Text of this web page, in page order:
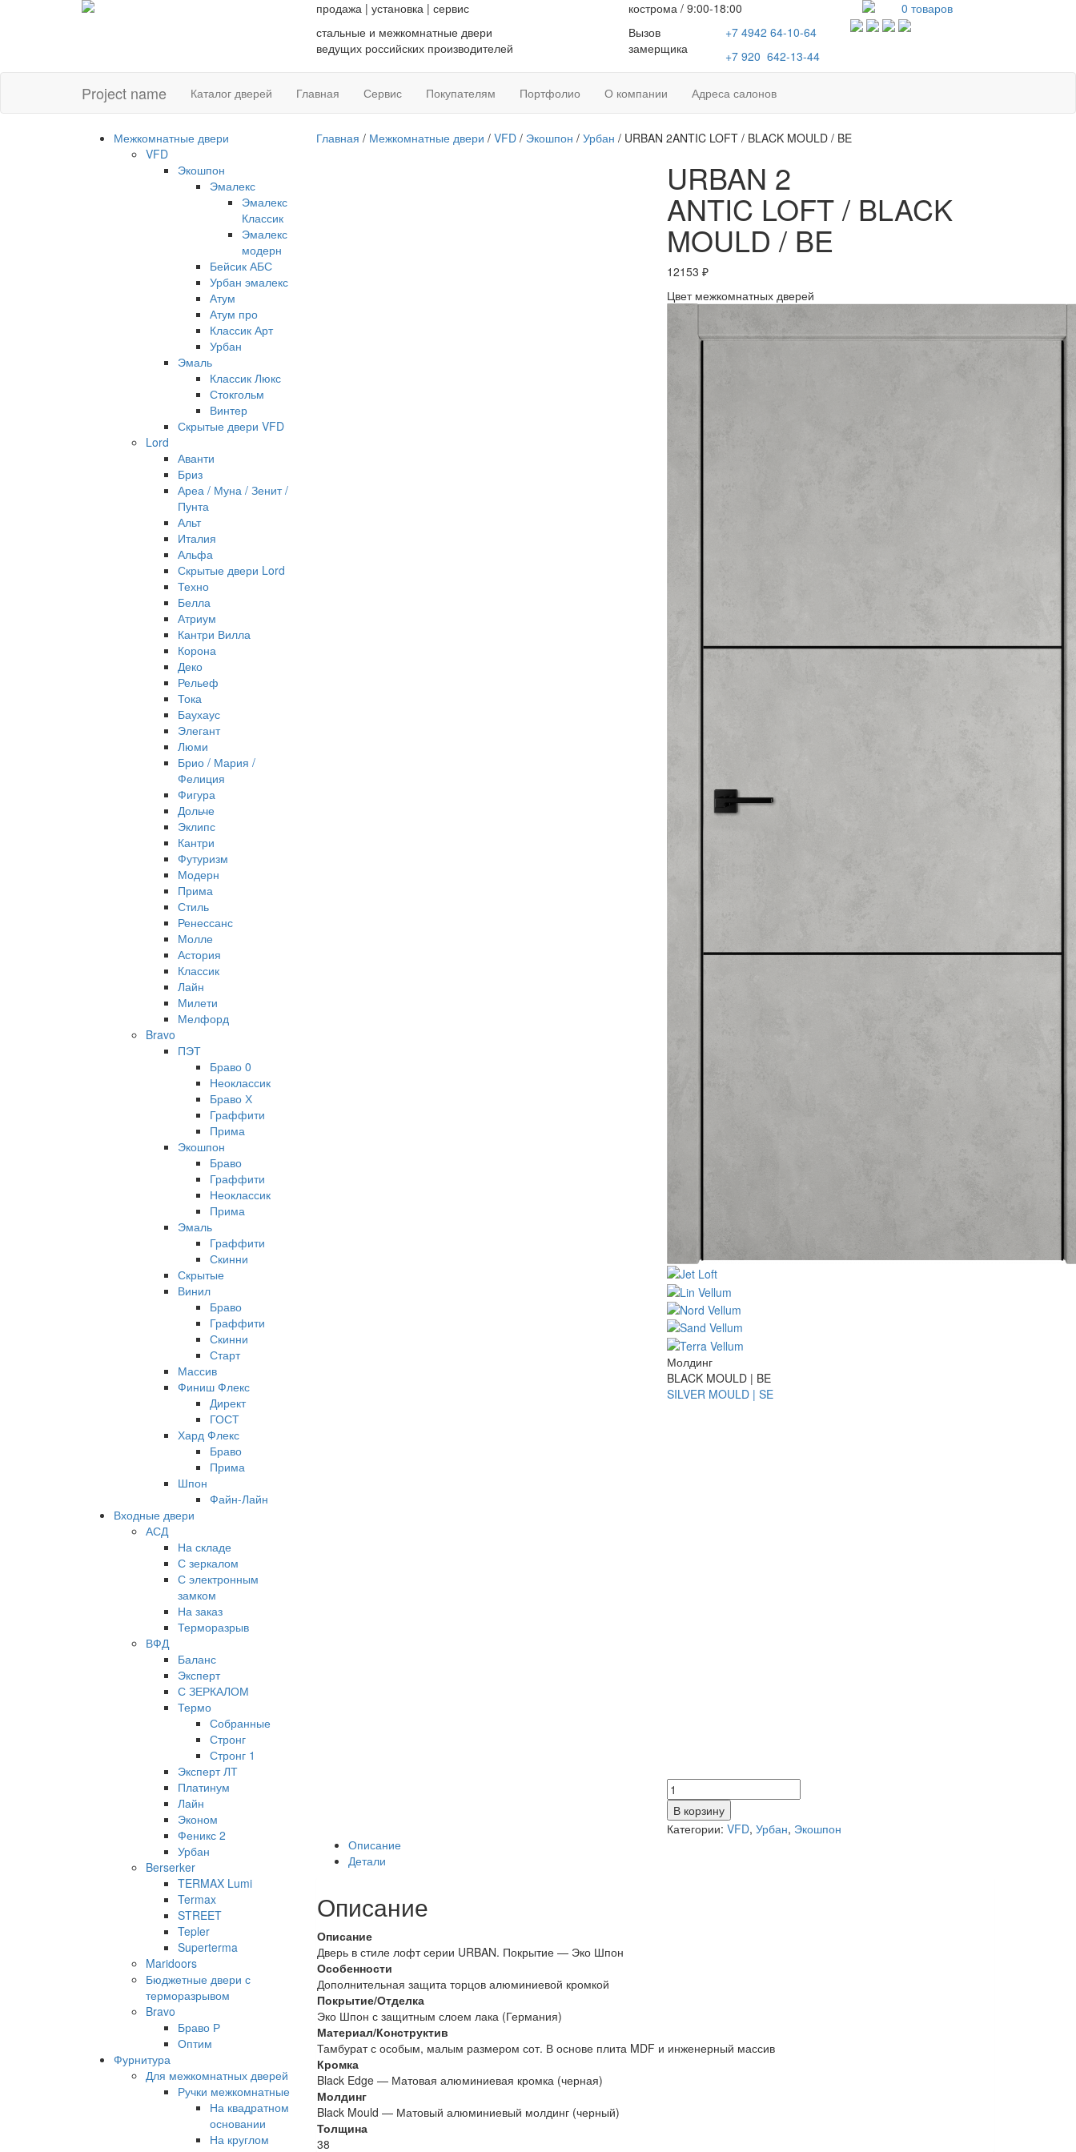
продажа | установка | сервис
стальные и межкомнатные двери
ведущих российских производителей
кострома / 9:00-18:00
Вызов
замерщика
+7 494264-10-64
+7920 642-13-44
0 товаров
Project name Каталог дверей Главная Сервис Покупателям Портфолио О компании Адреса салонов
Межкомнатные двери
VFD
Экошпон
Эмалекс
Эмалекс
Классик
Эмалекс
модерн
Бейсик АБС
Урбан эмалекс
Атум
Атум про
Классик Арт
Урбан
Эмаль
Классик Люкс
Стокгольм
Винтер
Скрытые двери VFD
Lord
Аванти
Бриз
Ареа / Муна / Зенит /
Пунта
Альт
Италия
Альфа
Скрытые двери Lord
Техно
Белла
Атриум
Кантри Вилла
Корона
Деко
Рельеф
Тока
Баухаус
Элегант
Люми
Брио / Мария /
Фелиция
Фигура
Дольче
Эклипс
Кантри
Футуризм
Модерн
Прима
Стиль
Ренессанс
Молле
Астория
Классик
Лайн
Милети
Мелфорд
Bravo
ПЭТ
Браво 0
Неоклассик
Браво Х
Граффити
Прима
Экошпон
Браво
Граффити
Неоклассик
Прима
Эмаль
Граффити
Скинни
Скрытые
Винил
Браво
Граффити
Скинни
Старт
Массив
Финиш Флекс
Директ
ГОСТ
Хард Флекс
Браво
Прима
Шпон
Файн-Лайн
Входные двери
АСД
На складе
С зеркалом
С электронным
замком
На заказ
Терморазрыв
ВФД
Баланс
Эксперт
С ЗЕРКАЛОМ
Термо
Собранные
Стронг
Стронг 1
Эксперт ЛТ
Платинум
Лайн
Эконом
Феникс 2
Урбан
Berserker
TERMAX Lumi
Termax
STREET
Tepler
Superterma
Maridoors
Бюджетные двери с
терморазрывом
Bravo
Браво Р
Оптим
Фурнитура
Для межкомнатных дверей
Ручки межкомнатные
На квадратном
основании
На круглом
Главная / Межкомнатные двери / VFD/ Экошпон / Урбан / URBAN 2ANTIC LOFT / BLACK MOULD / BE
URBAN 2
ANTIC LOFT / BLACK
MOULD / BE
12153₽
Цвет межкомнатных дверей
Молдинг
BLACK MOULD | BE
SILVER MOULD | SE
Количество
товара
URBAN
2ANTIC
В корзину
Категории:VFD,Урбан, Экошпон
Описание
Детали
Описание
Описание
Дверь в стиле лофт серии URBAN. Покрытие — Эко Шпон
Особенности
Дополнительная защита торцов алюминиевой кромкой
Покрытие/Отделка
Эко Шпон с защитным слоем лака (Германия)
Материал/Конструктив
Тамбурат с особым, малым размером сот. В основе плита MDF и инженерный массив
Кромка
Black Edge — Матовая алюминиевая кромка (черная)
Молдинг
Black Mould — Матовый алюминиевый молдинг (черный)
Толщина
38